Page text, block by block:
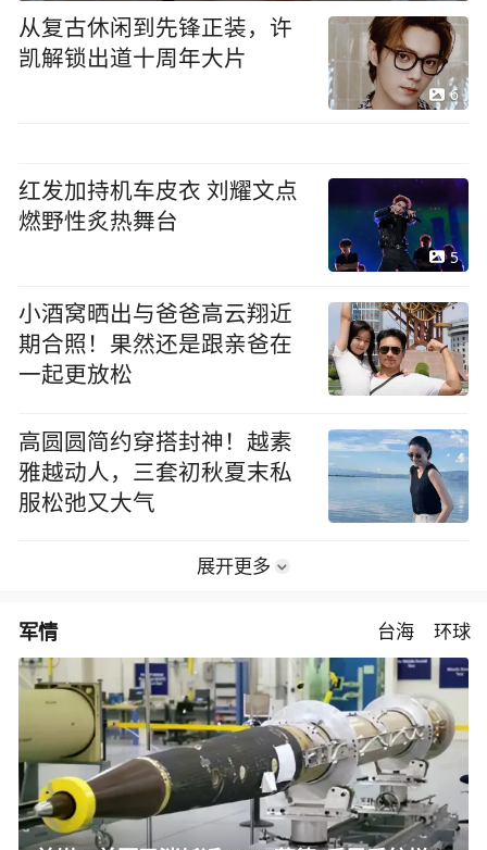
从复古休闲到先锋正装，许
凯解锁出道十周年大片
6
红发加持机车皮衣 刘耀文点
燃野性炙热舞台
5
小酒窝晒出与爸爸高云翔近
期合照！果然还是跟亲爸在
一起更放松
高圆圆简约穿搭封神！越素
雅越动人，三套初秋夏末私
服松弛又大气
展开更多
军情 台海 环球